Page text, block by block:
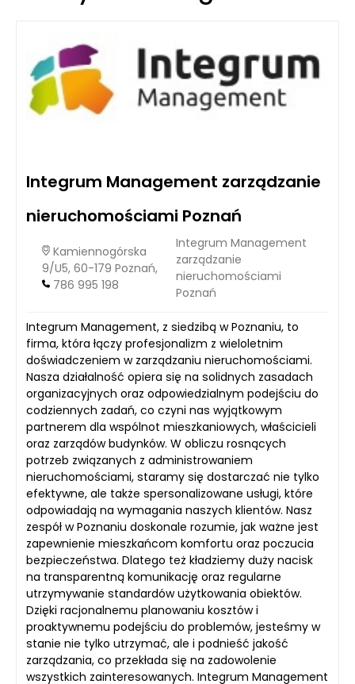
Integrum Management zarządzanie
nieruchomościami Poznań
Kamiennogórska
9/U5, 60-179 Poznań,
786 995 198
Integrum Management
zarządzanie
nieruchomościami
Poznań
Integrum Management, z siedzibą w Poznaniu, to
firma, która łączy profesjonalizm z wieloletnim
doświadczeniem w zarządzaniu nieruchomościami.
Nasza działalność opiera się na solidnych zasadach
organizacyjnych oraz odpowiedzialnym podejściu do
codziennych zadań, co czyni nas wyjątkowym
partnerem dla wspólnot mieszkaniowych, właścicieli
oraz zarządów budynków. W obliczu rosnących
potrzeb związanych z administrowaniem
nieruchomościami, staramy się dostarczać nie tylko
efektywne, ale także spersonalizowane usługi, które
odpowiadają na wymagania naszych klientów. Nasz
zespół w Poznaniu doskonale rozumie, jak ważne jest
zapewnienie mieszkańcom komfortu oraz poczucia
bezpieczeństwa. Dlatego też kładziemy duży nacisk
na transparentną komunikację oraz regularne
utrzymywanie standardów użytkowania obiektów.
Dzięki racjonalnemu planowaniu kosztów i
proaktywnemu podejściu do problemów, jesteśmy w
stanie nie tylko utrzymać, ale i podnieść jakość
zarządzania, co przekłada się na zadowolenie
wszystkich zainteresowanych. Integrum Management